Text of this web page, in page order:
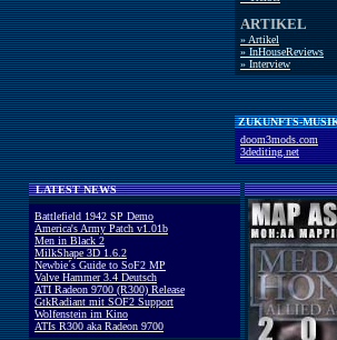
ARTIKEL
» Artikel
» InHouseReviews
» Interview
ZUKUNFTS-
doom3mods.com
3dediting.net
LATEST NEWS
Battlefield 1942 SP Demo
America's Army Patch v1.01b
Men in Black 2
MilkShape 3D 1.6.2
Newbie´s Guide to SoF2 MP
Valve Hammer 3.4 Deutsch
ATI Radeon 9700 (R300) Release
GtkRadiant mit SOF2 Support
Wolfenstein im Kino
ATIs R300 aka Radeon 9700